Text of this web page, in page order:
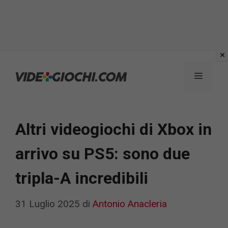
Menu
Altri videogiochi di Xbox in
arrivo su PS5: sono due
tripla-A incredibili
31 Luglio 2025 di Antonio Anacleria